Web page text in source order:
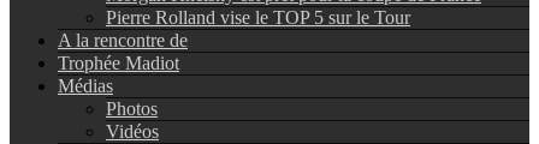
Pierre Rolland vise le TOP 5 sur le Tour
A la rencontre de
Trophée Madiot
Médias
Photos
Vidéos